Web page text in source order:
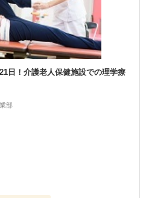
日！介護老人保健施設での理学療
部